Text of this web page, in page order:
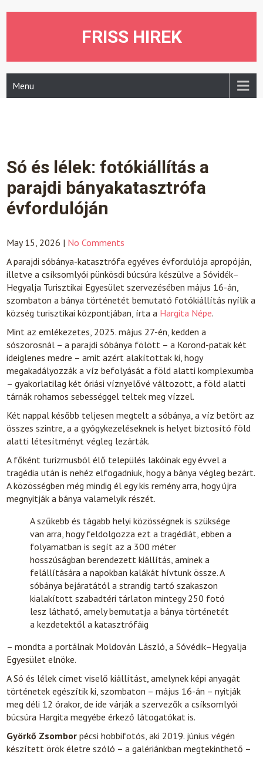
FRISS HIREK
Menu
Só és lélek: fotókiállítás a
parajdi bányakatasztrófa
évfordulóján
May 15, 2026 | No Comments
A parajdi sóbánya-katasztrófa egyéves évfordulója apropóján,
illetve a csíksomlyói pünkösdi búcsúra készülve a Só­vidék–
Hegyalja Turisztikai Egyesület szervezésében május 16-án,
szombaton a bánya történetét bemutató fotókiállítás nyílik a
község turisztikai központjában, írta a Hargita Népe.
Mint az emlékezetes, 2025. május 27-én, kedden a
sószorosnál – a parajdi sóbánya fölött – a Korond-patak két
ideiglenes medre – amit azért alakítottak ki, hogy
megakadályozzák a víz befolyását a föld alatti komplexumba
– gyakorlatilag két óriási víznyelővé változott, a föld alatti
tárnák rohamos sebességgel teltek meg vízzel.
Két nappal később teljesen megtelt a sóbánya, a víz betört az
összes szintre, a a gyógykezeléseknek is helyet biztosító föld
alatti létesítményt végleg lezárták.
A főként turizmusból élő település lakóinak egy évvel a
tragédia után is nehéz elfogadniuk, hogy a bánya végleg bezárt.
A közösségben még mindig él egy kis remény arra, hogy újra
megnyitják a bánya valamelyik részét.
A szűkebb és tágabb helyi közösségnek is szüksége
van arra, hogy feldolgozza ezt a tragédiát, ebben a
folyamatban is segít az a 300 méter
hosszúságban berendezett kiállítás, aminek a
felállítására a napokban kalákát hívtunk össze. A
sóbánya bejáratától a strandig tartó szakaszon
kialakított szabadtéri tárlaton mintegy 250 fotó
lesz látható, amely bemutatja a bánya történetét
a kezdetektől a katasztrófáig
– mondta a portálnak Moldován László, a Sóvédik–Hegyalja
Egyesület elnöke.
A Só és lélek címet viselő kiállítást, amelynek képi anyagát
történetek egészítik ki, szombaton – május 16-án – nyitják
meg déli 12 órakor, de ide várják a szervezők a csíksomlyói
búcsúra Hargita megyébe érkező látogatókat is.
Györkő Zsombor pécsi hobbifotós, aki 2019. június végén
készített örök életre szóló – a galériánkban megtekinthető –